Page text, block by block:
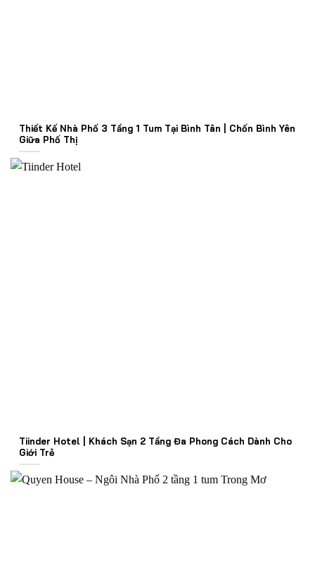
Thiết Kế Nhà Phố 3 Tầng 1 Tum Tại Bình Tân | Chốn Bình Yên
Giữa Phố Thị
Tiinder Hotel | Khách Sạn 2 Tầng Đa Phong Cách Dành Cho
Giới Trẻ